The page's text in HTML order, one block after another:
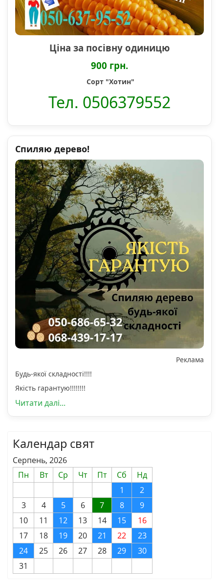
Ціна за посівну одиницю
900 грн.
Сорт "Хотин"
Тел. 0506379552
Спиляю дерево!
Реклама
Будь-якої складності!!!!
Якість гарантую!!!!!!!!
Читати далі...
Календар свят
Серпень, 2026
Пн
Вт Ср Чт Пт Сб
Нд
1
2
3
4 5 6 7 8
9
10
11 12 13 14 15
16
17
18 19 20 21 22
23
24
25 26 27 28 29
30
31